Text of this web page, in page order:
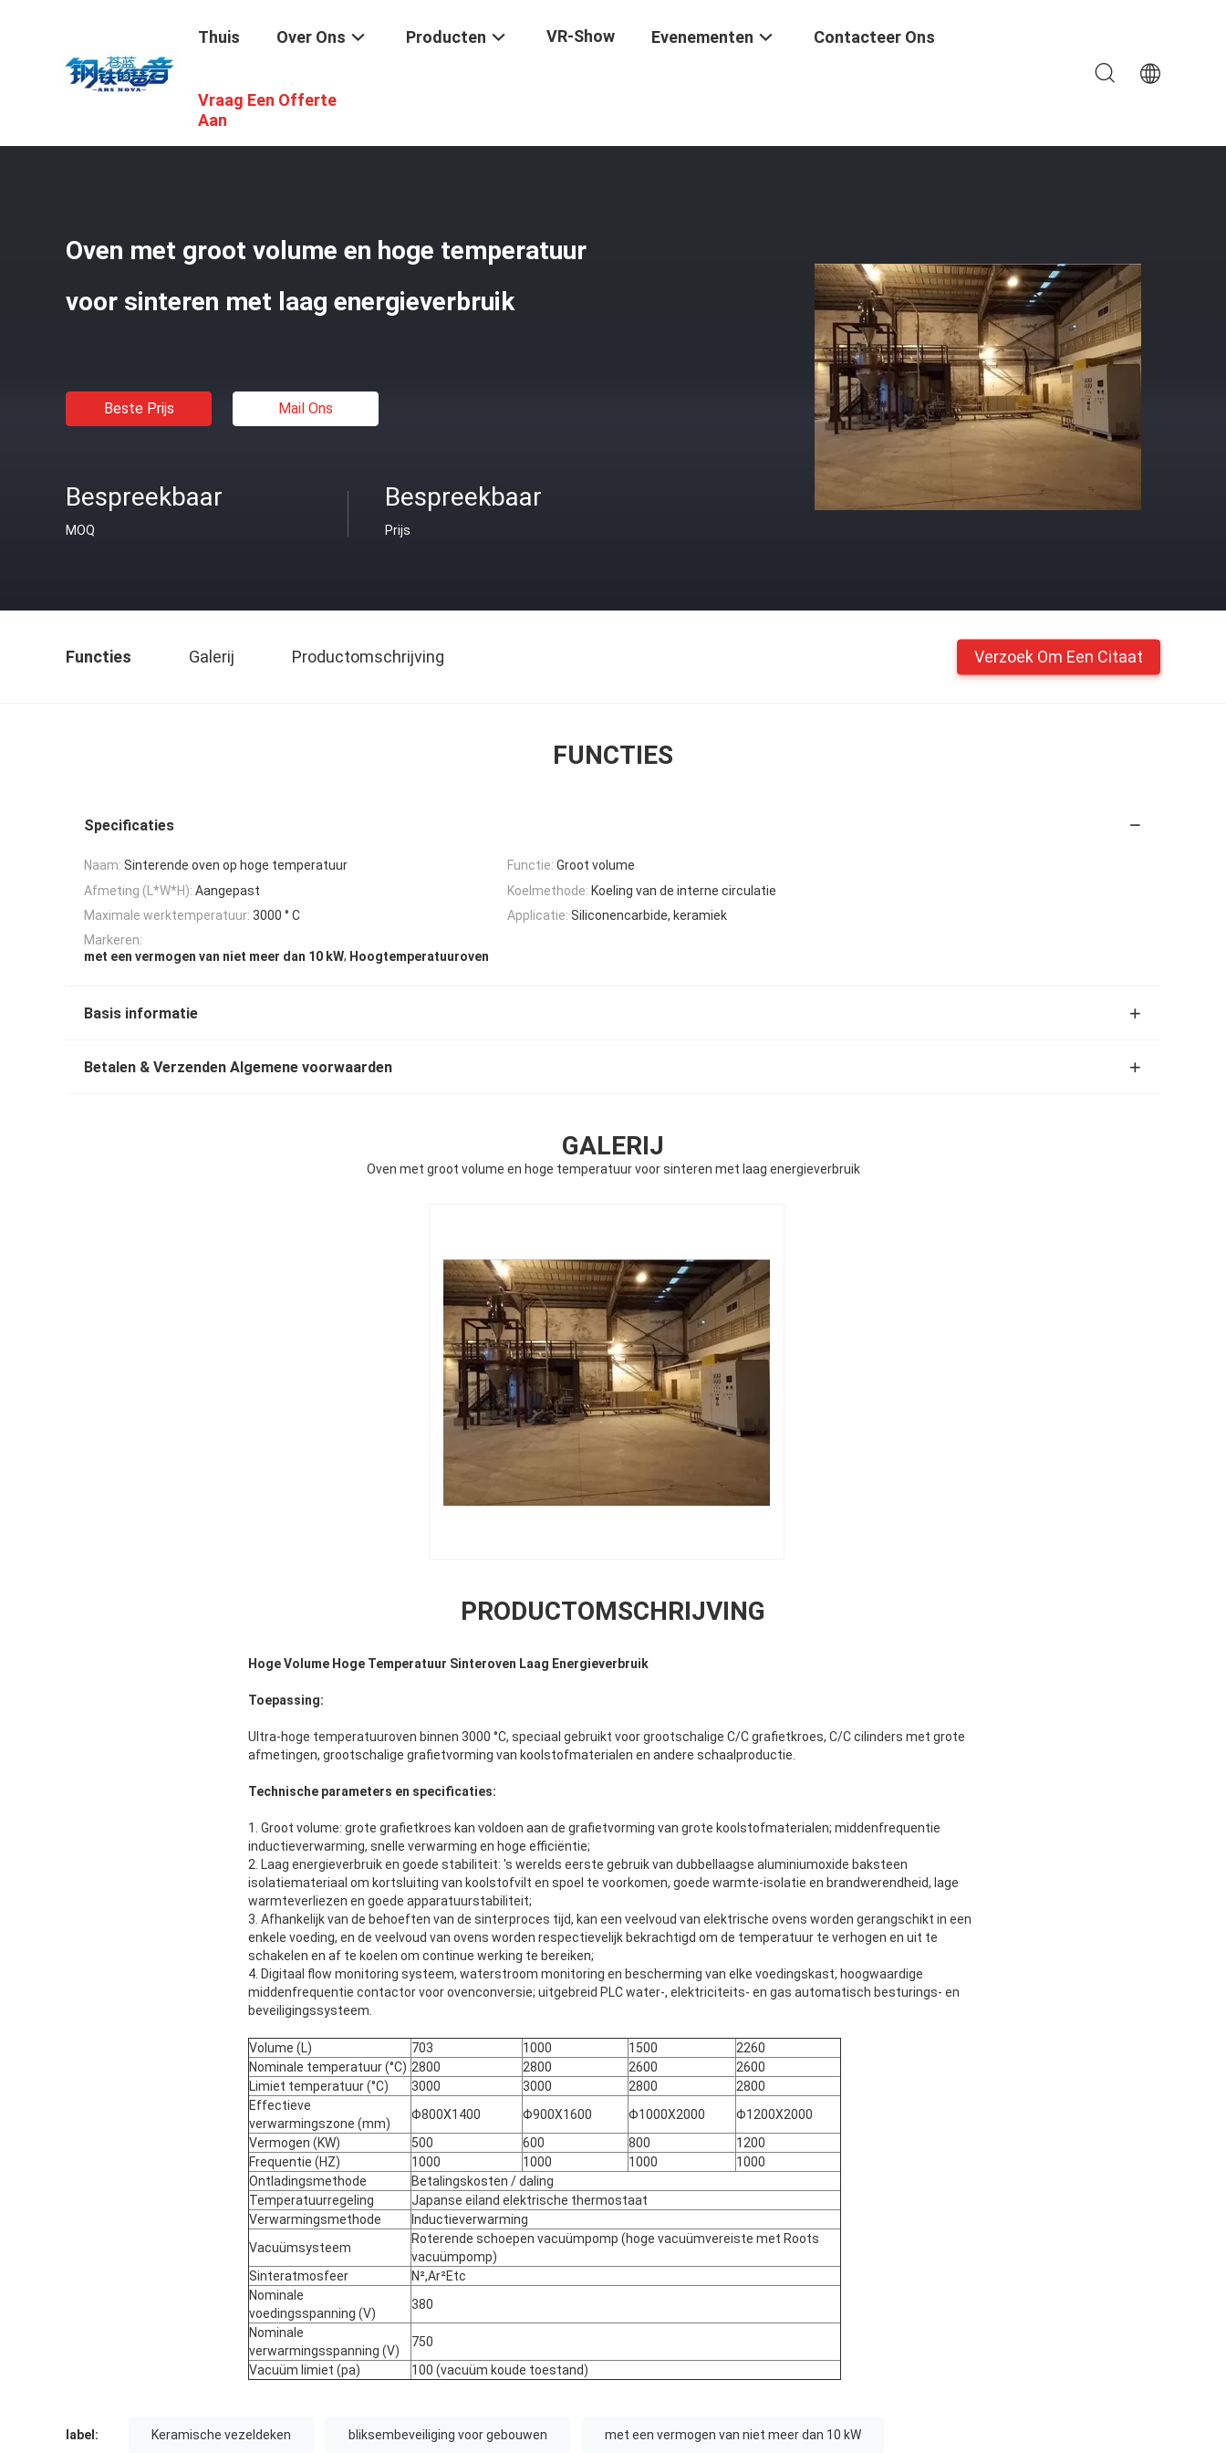
Thuis Over Ons Producten VR-Show Evenementen Contacteer Ons
Vraag Een Offerte
Aan
Oven Op Hoge Temperatuur
Oven met groot volume en hoge temperatuur
voor sinteren met laag energieverbruik
Beste Prijs Mail Ons
Bespreekbaar
MOQ
Bespreekbaar
Prijs
Functies Galerij Productomschrijving Verzoek Om Een Citaat
FUNCTIES
Specificaties
Naam: Sinterende oven op hoge temperatuur Functie: Groot volume
Afmeting (L*W*H): Aangepast Koelmethode: Koeling van de interne circulatie
Maximale werktemperatuur: 3000 ° C Applicatie: Siliconencarbide, keramiek
Markeren:
met een vermogen van niet meer dan 10 kW, Hoogtemperatuuroven
Basis informatie
Betalen & Verzenden Algemene voorwaarden
GALERIJ
Oven met groot volume en hoge temperatuur voor sinteren met laag energieverbruik
PRODUCTOMSCHRIJVING
Hoge Volume Hoge Temperatuur Sinteroven Laag Energieverbruik
Toepassing:
Ultra-hoge temperatuuroven binnen 3000 °C, speciaal gebruikt voor grootschalige C/C grafietkroes, C/C cilinders met grote
afmetingen, grootschalige grafietvorming van koolstofmaterialen en andere schaalproductie.
Technische parameters en specificaties:
1. Groot volume: grote grafietkroes kan voldoen aan de grafietvorming van grote koolstofmaterialen; middenfrequentie
inductieverwarming, snelle verwarming en hoge efficiëntie;
2. Laag energieverbruik en goede stabiliteit: 's werelds eerste gebruik van dubbellaagse aluminiumoxide baksteen
isolatiemateriaal om kortsluiting van koolstofvilt en spoel te voorkomen, goede warmte-isolatie en brandwerendheid, lage
warmteverliezen en goede apparatuurstabiliteit;
3. Afhankelijk van de behoeften van de sinterproces tijd, kan een veelvoud van elektrische ovens worden gerangschikt in een
enkele voeding, en de veelvoud van ovens worden respectievelijk bekrachtigd om de temperatuur te verhogen en uit te
schakelen en af te koelen om continue werking te bereiken;
4. Digitaal flow monitoring systeem, waterstroom monitoring en bescherming van elke voedingskast, hoogwaardige
middenfrequentie contactor voor ovenconversie; uitgebreid PLC water-, elektriciteits- en gas automatisch besturings- en
beveiligingssysteem.
Volume (L) 703 1000 1500
2260
Nominale temperatuur (°C) 2800 2800 2600
2600
Limiet temperatuur (°C)
3000 3000 2800
2800
Effectieve
verwarmingszone (mm)
Φ800X1400 Φ900X1600 Φ1000X2000
Φ1200X2000
Vermogen (KW)
500 600 800
1200
Frequentie (HZ)
1000 1000 1000
1000
Ontladingsmethode
Betalingskosten / daling
Temperatuurregeling
Japanse eiland elektrische thermostaat
Verwarmingsmethode
Inductieverwarming
Vacuümsysteem
Roterende schoepen vacuümpomp (hoge vacuümvereiste met Roots
vacuümpomp)
Sinteratmosfeer
N²,Ar²Etc
Nominale
voedingsspanning (V)
380
Nominale
verwarmingsspanning (V)
750
Vacuüm limiet (pa)
100 (vacuüm koude toestand)
label: Keramische vezeldeken bliksembeveiliging voor gebouwen met een vermogen van niet meer dan 10 kW